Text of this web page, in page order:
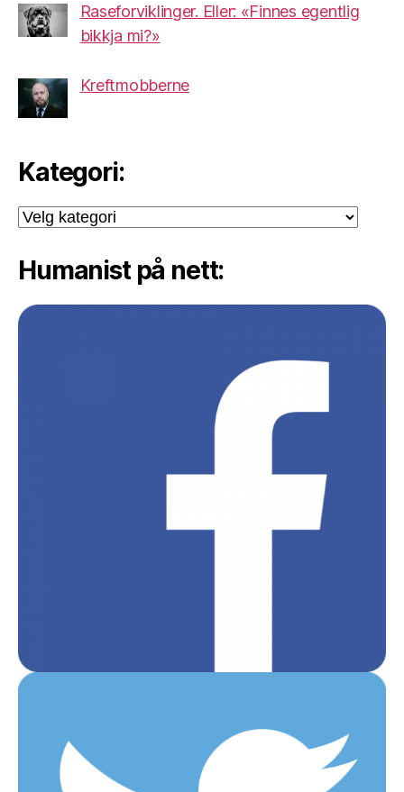
Raseforviklinger. Eller: «Finnes egentlig
bikkja mi?»
Kreftmobberne
Kategori:
Kategori:
Humanist på nett: